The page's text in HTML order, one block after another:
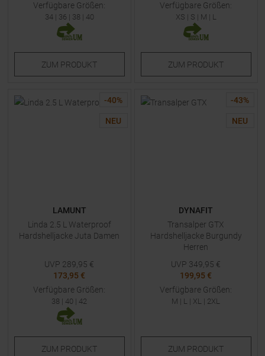
Verfügbare Größen:
34| 36 | 38 | 40
ZUM PRODUKT
Verfügbare Größen:
XS | S | M | L
ZUM PRODUKT
-40%
NEU
LAMUNT
Linda 2.5 L Waterproof
Hardshelljacke Juta Damen
UVP 289,95 €
173,95 €
Verfügbare Größen:
38 | 40 | 42
ZUM PRODUKT
-43%
NEU
DYNAFIT
Transalper GTX
Hardshelljacke Burgundy
Herren
UVP 349,95 €
199,95 €
Verfügbare Größen:
M | L | XL | 2XL
ZUM PRODUKT